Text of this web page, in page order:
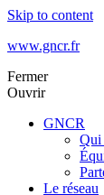
Skip to content
www.gncr.fr
Fermer
Ouvrir
GNCR
Qui
Le réseau